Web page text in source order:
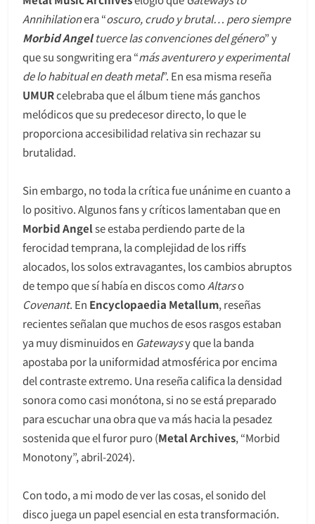
Annihilationera “oscuro, crudo y brutal… pero siempre
Morbid Angeltuerce las convenciones del género” y
que su songwriting era “más aventurero y experimental
de lo habitual en death metal”. En esa misma reseña
UMURcelebraba que el álbum tiene más ganchos
melódicos que su predecesor directo, lo que le
proporciona accesibilidad relativa sin rechazar su
brutalidad.
Sin embargo, no toda la crítica fue unánime en cuanto a
lo positivo. Algunos fans y críticos lamentaban que en
Morbid Angelse estaba perdiendo parte de la
ferocidad temprana, la complejidad de los riffs
alocados, los solos extravagantes, los cambios abruptos
de tempo que sí había en discos comoAltarso
Covenant. En Encyclopaedia Metallum, reseñas
recientes señalan que muchos de esos rasgos estaban
ya muy disminuidos en Gatewaysy que la banda
apostaba por la uniformidad atmosférica por encima
del contraste extremo. Una reseña califica la densidad
sonora como casi monótona, si no se está preparado
para escuchar una obra que va más hacia la pesadez
sostenida que el furor puro (Metal Archives, “Morbid
Monotony”, abril-2024).
Con todo, a mi modo de ver las cosas, el sonido del
disco juega un papel esencial en esta transformación.